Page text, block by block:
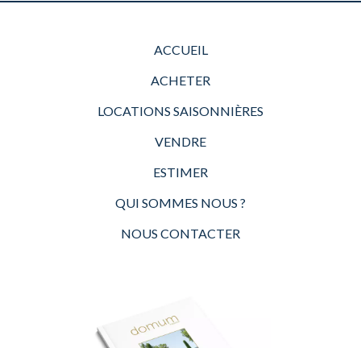
ACCUEIL
ACHETER
LOCATIONS SAISONNIÈRES
VENDRE
ESTIMER
QUI SOMMES NOUS ?
NOUS CONTACTER